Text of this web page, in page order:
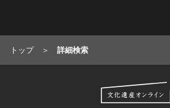
トップ 詳細検索